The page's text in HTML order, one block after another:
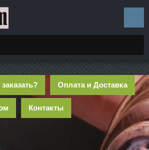
заказать? Оплата и Доставка
Контакты